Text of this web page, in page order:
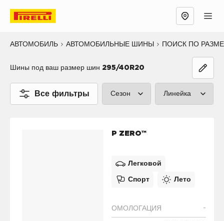
АВТОМОБИЛЬ АВТОМОБИЛЬНЫЕ ШИНЫ ПОИСК ПО
Шины под ваш размер шин 295/40R20
Все фильтры Сезон
Все сезоны (0)
Линейка
P ZERO™
Легковой
Спорт Лето
ОМОЛОГАЦИЯ -